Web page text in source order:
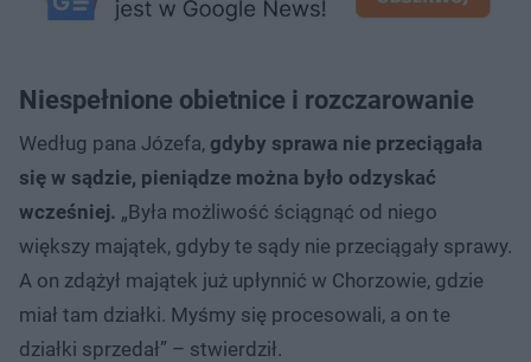
Niespełnione obietnice i rozczarowanie
Według pana Józefa, gdyby sprawa nie przeciągała
się w sądzie, pieniądze można było odzyskać
wcześniej. „Była możliwość ściągnąć od niego
większy majątek, gdyby te sądy nie przeciągały sprawy.
A on zdążył majątek już upłynnić w Chorzowie, gdzie
miał tam działki. Myśmy się procesowali, a on te
działki sprzedał” – stwierdził.